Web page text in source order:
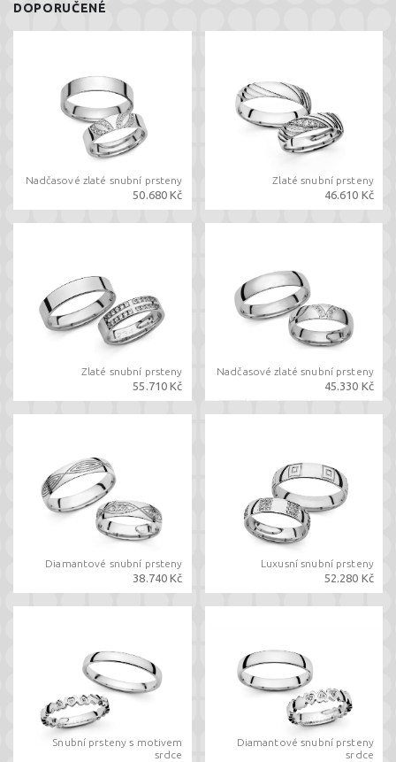
DOPORUČENÉ
Nadčasové zlaté snubní prsteny
50.680 Kč
Zlaté snubní prsteny
46.610 Kč
Zlaté snubní prsteny
55.710 Kč
Nadčasové zlaté snubní prsteny
45.330 Kč
Diamantové snubní prsteny
38.740 Kč
Luxusní snubní prsteny
52.280 Kč
Snubní prsteny s motivem
srdce
Diamantové snubní prsteny
srdce